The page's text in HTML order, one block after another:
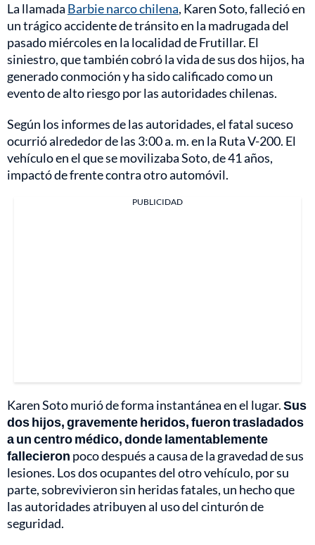
La llamada Barbie narco chilena, Karen Soto, falleció en
un trágico accidente de tránsito en la madrugada del
pasado miércoles en la localidad de Frutillar. El
siniestro, que también cobró la vida de sus dos hijos, ha
generado conmoción y ha sido calificado como un
evento de alto riesgo por las autoridades chilenas.
Según los informes de las autoridades, el fatal suceso
ocurrió alrededor de las 3:00 a. m. en la Ruta V-200. El
vehículo en el que se movilizaba Soto, de 41 años,
impactó de frente contra otro automóvil.
PUBLICIDAD
Karen Soto murió de forma instantánea en el lugar.Sus
dos hijos, gravemente heridos, fueron trasladados
a un centro médico, donde lamentablemente
fallecieron poco después a causa de la gravedad de sus
lesiones. Los dos ocupantes del otro vehículo, por su
parte, sobrevivieron sin heridas fatales, un hecho que
las autoridades atribuyen al uso del cinturón de
seguridad.